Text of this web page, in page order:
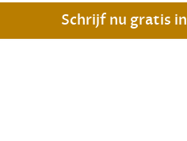
Schrijf nu gratis in